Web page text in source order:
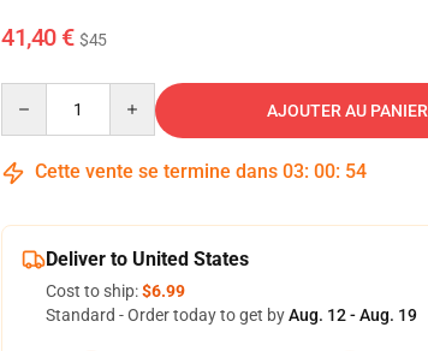
41,40 € $45
AJOUTER AU PANIER
Cette vente se termine dans 03: 00: 53
Deliver to United States
Cost to ship:$6.99
Standard - Order today to get byAug. 12 - Aug. 19